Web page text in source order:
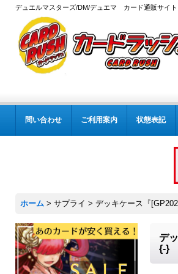
デュエルマスターズ/DM/デュエマ カード通販サイト
問い合わせ ご利用案内 状態表記
ホーム > サプライ > デッキケース『
デ
{-}